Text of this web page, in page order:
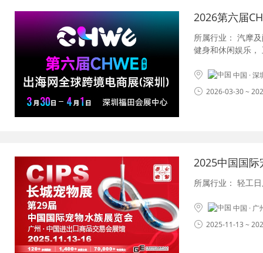
2026第六届
所属行业： 汽摩
健身和休闲娱乐 ，
中国 ·
2026-03-30 ~
2025中国国
所属行业： 轻工
中国 ·
2025-11-13 ~